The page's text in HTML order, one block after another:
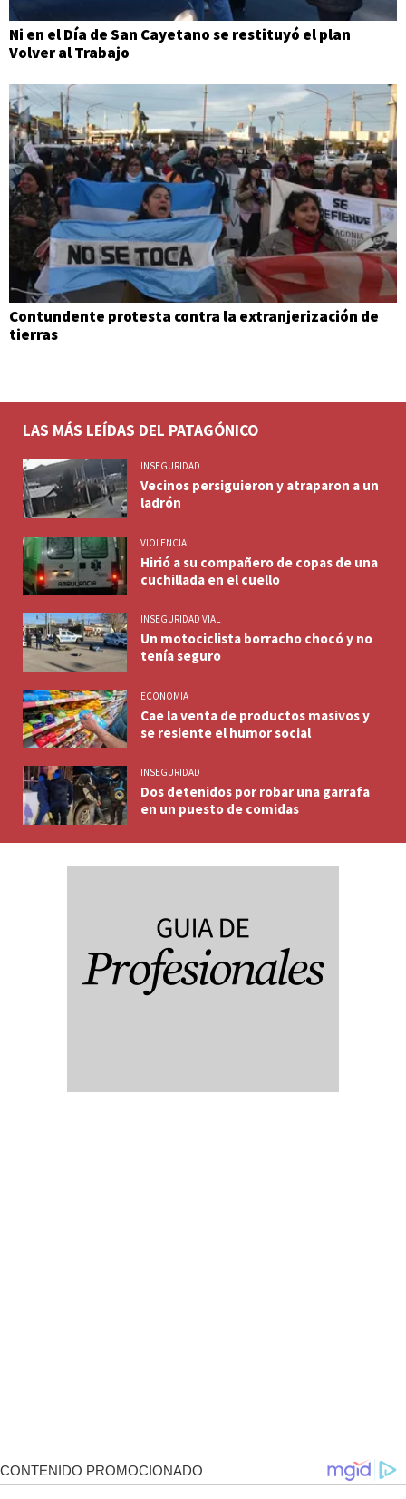
Ni en el Día de San Cayetano se restituyó el plan
Volver al Trabajo
Contundente protesta contra la extranjerización de
tierras
LAS MÁS LEÍDAS DEL PATAGÓNICO
INSEGURIDAD
Vecinos persiguieron y atraparon a un
ladrón
VIOLENCIA
Hirió a su compañero de copas de una
cuchillada en el cuello
INSEGURIDAD VIAL
Un motociclista borracho chocó y no
tenía seguro
ECONOMIA
Cae la venta de productos masivos y
se resiente el humor social
INSEGURIDAD
Dos detenidos por robar una garrafa
en un puesto de comidas